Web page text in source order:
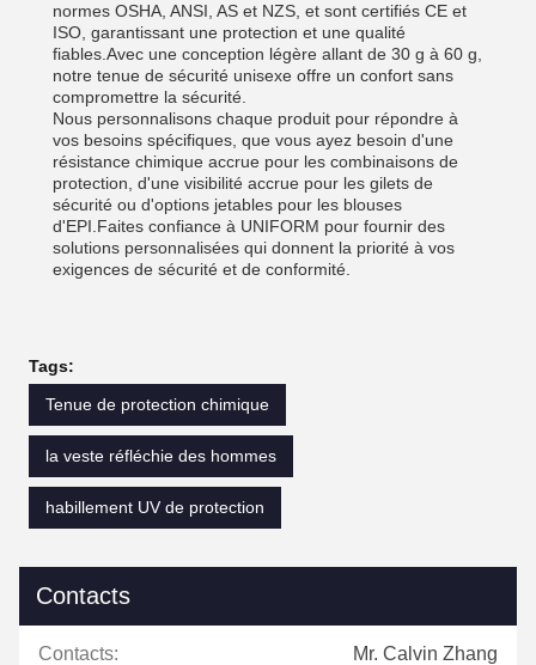
normes OSHA, ANSI, AS et NZS, et sont certifiés CE et
ISO, garantissant une protection et une qualité
fiables.Avec une conception légère allant de 30 g à 60 g,
notre tenue de sécurité unisexe offre un confort sans
compromettre la sécurité.
Nous personnalisons chaque produit pour répondre à
vos besoins spécifiques, que vous ayez besoin d'une
résistance chimique accrue pour les combinaisons de
protection, d'une visibilité accrue pour les gilets de
sécurité ou d'options jetables pour les blouses
d'EPI.Faites confiance à UNIFORM pour fournir des
solutions personnalisées qui donnent la priorité à vos
exigences de sécurité et de conformité.
Tags:
Tenue de protection chimique
la veste réfléchie des hommes
habillement UV de protection
Contacts
Contacts: Mr. Calvin Zhang